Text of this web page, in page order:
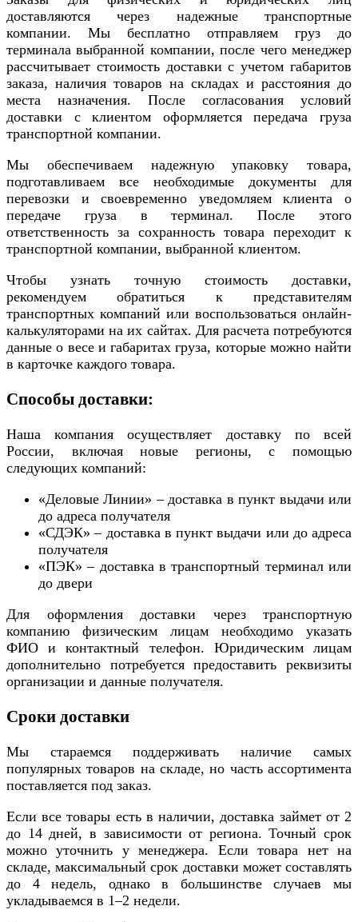
доставляются через надежные транспортные
компании. Мы бесплатно отправляем груз до
терминала выбранной компании, после чего менеджер
рассчитывает стоимость доставки с учетом габаритов
заказа, наличия товаров на складах и расстояния до
места назначения. После согласования условий
доставки с клиентом оформляется передача груза
транспортной компании.
Мы обеспечиваем надежную упаковку товара,
подготавливаем все необходимые документы для
перевозки и своевременно уведомляем клиента о
передаче груза в терминал. После этого
ответственность за сохранность товара переходит к
транспортной компании, выбранной клиентом.
Чтобы узнать точную стоимость доставки,
рекомендуем обратиться к представителям
транспортных компаний или воспользоваться онлайн-
калькуляторами на их сайтах. Для расчета потребуются
данные о весе и габаритах груза, которые можно найти
в карточке каждого товара.
Способы доставки:
Наша компания осуществляет доставку по всей
России, включая новые регионы, с помощью
следующих компаний:
«Деловые Линии» – доставка в пункт выдачи или
до адреса получателя
«СДЭК» – доставка в пункт выдачи или до адреса
получателя
«ПЭК» – доставка в транспортный терминал или
до двери
Для оформления доставки через транспортную
компанию физическим лицам необходимо указать
ФИО и контактный телефон. Юридическим лицам
дополнительно потребуется предоставить реквизиты
организации и данные получателя.
Сроки доставки
Мы стараемся поддерживать наличие самых
популярных товаров на складе, но часть ассортимента
поставляется под заказ.
Если все товары есть в наличии, доставка займет от 2
до 14 дней, в зависимости от региона. Точный срок
можно уточнить у менеджера. Если товара нет на
складе, максимальный срок доставки может составлять
до 4 недель, однако в большинстве случаев мы
укладываемся в 1–2 недели.